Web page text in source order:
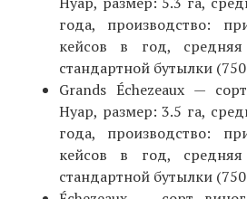
года, производство:
кейсов в год,
стандартной бутылки
Grands Échezeaux —
Нуар, размер: 3.5 га,
года, производство:
кейсов в год,
стандартной бутылки